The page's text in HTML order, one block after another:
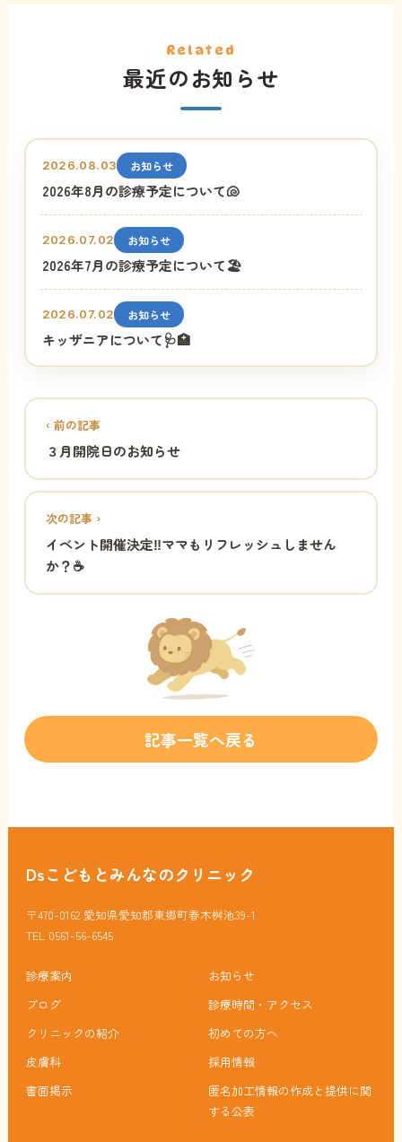
Related
最近のお知らせ
2026.08.03 お知らせ
2026年8月の診療予定について🐚
2026.07.02 お知らせ
2026年7月の診療予定について🏖️
2026.07.02 お知らせ
キッザニアについて🩺🏥
‹ 前の記事
３月開院日のお知らせ
次の記事 ›
イベント開催決定‼️ママもリフレッシュしません
か？☕️
記事一覧へ戻る
Dsこどもとみんなのクリニック
〒470-0162 愛知県愛知郡東郷町春木桝池39-1
TEL 0561-56-6545
診療案内
お知らせ
ブログ
診療時間・アクセス
クリニックの紹介
初めての方へ
皮膚科
採用情報
書面掲示
匿名加工情報の作成と提供に関
する公表